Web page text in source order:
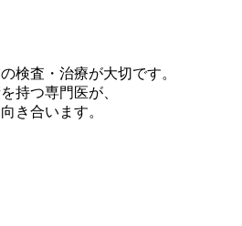
検査・治療が大切です。
持つ専門医が、
き合います。